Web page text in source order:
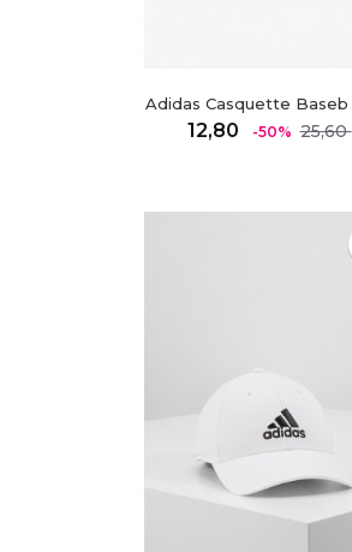
Adidas Casquette Baseb
12,80
Regulärer
-50% 25,60